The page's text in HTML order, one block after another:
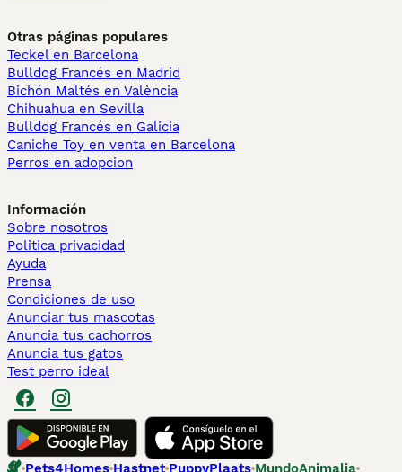
Otras páginas populares
Teckel en Barcelona
Bulldog Francés en Madrid
Bichón Maltés en València
Chihuahua en Sevilla
Bulldog Francés en Galicia
Caniche Toy en venta en Barcelona
Perros en adopcion
Información
Sobre nosotros
Politica privacidad
Ayuda
Prensa
Condiciones de uso
Anunciar tus mascotas
Anuncia tus cachorros
Anuncia tus gatos
Test perro ideal